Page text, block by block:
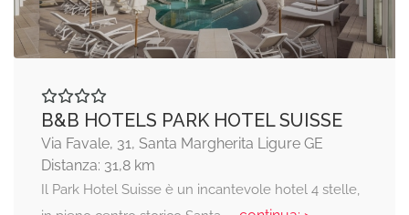
B&B HOTELS PARK HOTEL SUISSE
Via Favale, 31, Santa Margherita Ligure GE
Distanza: 31,8 km
Il Park Hotel Suisse è un incantevole hotel 4 stelle,